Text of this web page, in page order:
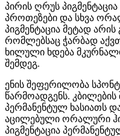
პირის ღრუს
პროთეზები და სხვა
პიგმენტაცია მეტად
რომლებსაც ჭარბად აქვთ
ხილული ხდება
შემდეგ.
ენის შეფერილობა
წარმოადგენს.
პერმანენტულ ხასიათს
აცილებული ორალური
პიგმენტაცია